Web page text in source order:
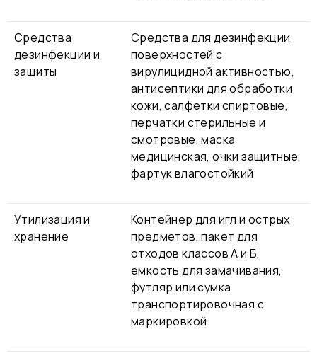
Средства
дезинфекции и
защиты
Средства для дезинфекции
поверхностей с
вирулицидной активностью,
антисептики для обработки
кожи, салфетки спиртовые,
перчатки стерильные и
смотровые, маска
медицинская, очки защитные,
фартук влагостойкий
Утилизация и
хранение
Контейнер для игл и острых
предметов, пакет для
отходов классов А и Б,
емкость для замачивания,
футляр или сумка
транспортировочная с
маркировкой